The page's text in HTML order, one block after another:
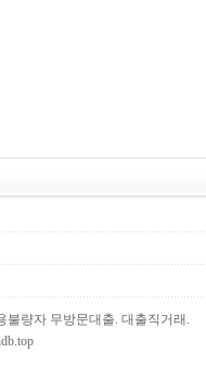
불량자 무방문대출. 대출직거래.